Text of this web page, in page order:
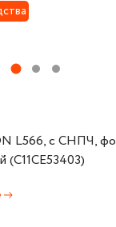
L566, с СНПЧ,
(C11CE53403)